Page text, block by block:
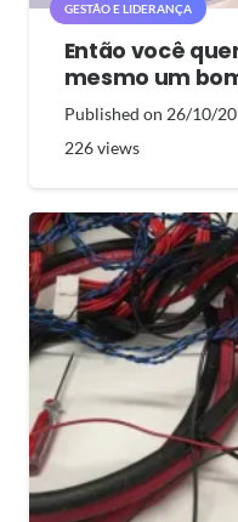
GESTÃO E LIDERANÇA
Então você
mesmo um
Published on 26/10/
226views